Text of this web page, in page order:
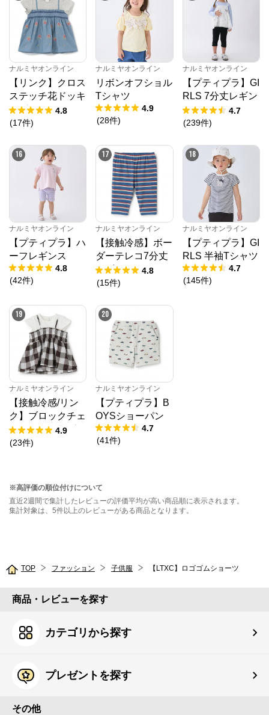
ナルミヤオンライン
【リンク】クロス
ステッチ花ドッキ
ングTシャツ
4.8
(17件)
ナルミヤオンライン
リボンオフショル
Tシャツ
4.9
(28件)
ナルミヤオンライン
【プティプラ】GI
RLS 7分丈レギン
ス
4.7
(239件)
16
ナルミヤオンライン
【プティプラ】ハ
ーフレギンス
4.8
(42件)
17
ナルミヤオンライン
【接触冷感】ボー
ダーテレコ7分丈
レギンス
4.8
(15件)
18
ナルミヤオンライン
【プティプラ】GI
RLS 半袖Tシャツ
4.7
(145件)
19
ナルミヤオンライン
【接触冷感/リン
ク】ブロックチェ
ックドッキングT
シャツ
4.9
(23件)
20
ナルミヤオンライン
【プティプラ】B
OYSショーパン
4.7
(41件)
※高評価の順位付けについて
直近2週間で集計したレビューの評価平均が高い商品順に表示されます。
集計対象は、5件以上のレビューがある商品となります。
TOP ファッション 子供服 【LTXC】ロゴゴムショーツ
商品・レビューを探す
カテゴリから探す
プレゼントを探す
その他